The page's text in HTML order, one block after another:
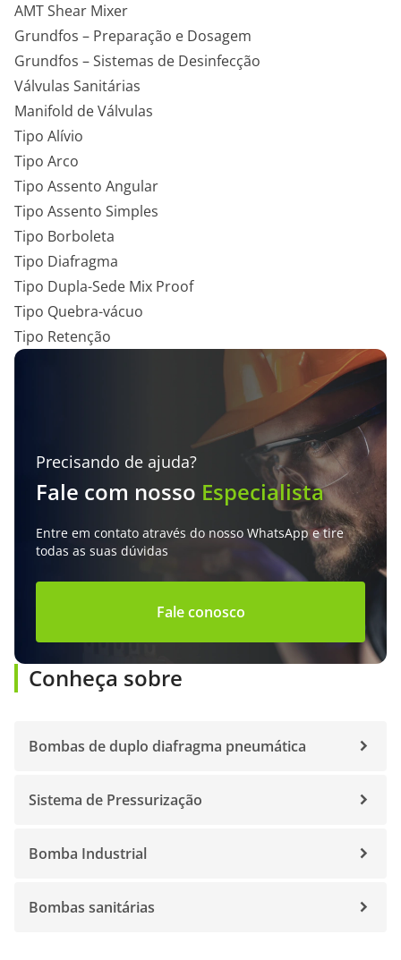
AMT Shear Mixer
Grundfos – Preparação e Dosagem
Grundfos – Sistemas de Desinfecção
Válvulas Sanitárias
Manifold de Válvulas
Tipo Alívio
Tipo Arco
Tipo Assento Angular
Tipo Assento Simples
Tipo Borboleta
Tipo Diafragma
Tipo Dupla-Sede Mix Proof
Tipo Quebra-vácuo
Tipo Retenção
Precisando de ajuda?
Fale com nosso Especialista
Entre em contato através do nosso WhatsApp e tire
todas as suas dúvidas
Fale conosco
Conheça sobre
Bombas de duplo diafragma pneumática
Sistema de Pressurização
Bomba Industrial
Bombas sanitárias